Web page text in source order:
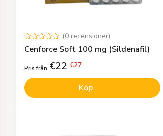
(0 recensioner)
Cenforce Soft 100 mg (Sildenafil)
Pris från €22 €27
Köp